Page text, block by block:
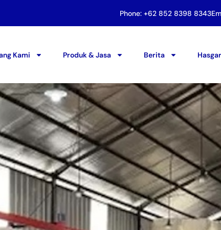
Phone: +62 852 8398 8343
Kami Produk & Jasa Berita